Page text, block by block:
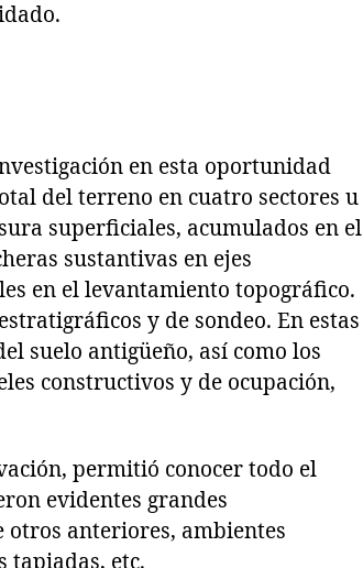
en esta oportunidad
del terreno en cuatro sectores u
superficiales, acumulados en el
sustantivas en ejes
en el levantamiento topográfico.
y de sondeo. En estas
suelo antigüeño, así como los
constructivos y de ocupación,
permitió conocer todo el
evidentes grandes
otros anteriores, ambientes